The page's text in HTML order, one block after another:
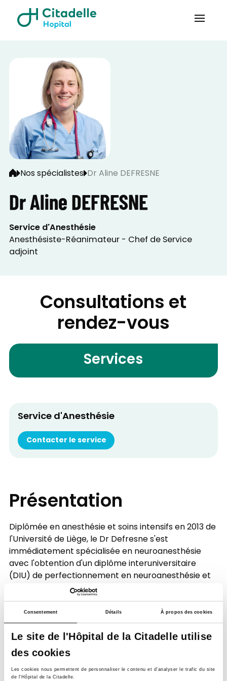
Consentement Détails À propos des cookies
Le site de l'Hôpital de la Citadelle utilise
des cookies
Les cookies nous permettent de personnaliser le contenu et d’analyser le trafic du site
de l'Hôpital de la Citadelle.
Nos spécialistes Dr Aline DEFRESNE
Dr Aline DEFRESNE
Service d'Anesthésie
Anesthésiste-Réanimateur - Chef de Service
adjoint
Consultations et
rendez-vous
Services
Service d'Anesthésie
Contacter le service
Présentation
Diplômée en anesthésie et soins intensifs en 2013 de
l'Université de Liège, le Dr Defresne s'est
immédiatement spécialisée en neuroanesthésie
avec l'obtention d'un diplôme interuniversitaire
(DIU) de perfectionnement en neuroanesthésie et
neuroréanimation à l'Université de Nancy et
Université de Lyon (2014).
Elle s'intéresse également à la gestion et au suivi de
la nociception pendant l'anesthésie générale, qui a
été le sujet de son doctorat achevé en 2019.
Son second domaine d'intérêt est le rôle de
l'anesthésie régionale en neurochirurgie dans le